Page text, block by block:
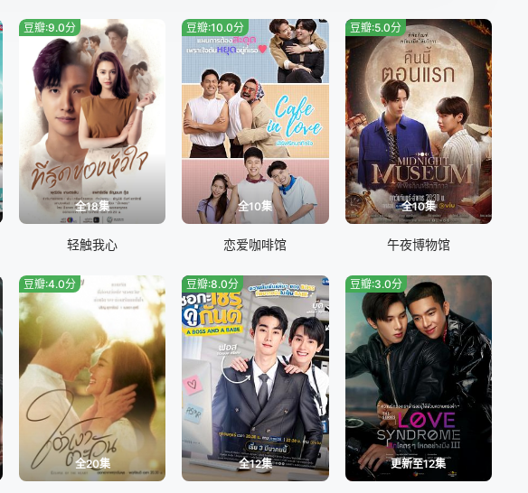
全18集
豆瓣:9.0分
轻触我心
全10集
豆瓣:10.0分
恋爱咖啡馆
全10集
豆瓣:5.0分
午夜博物馆
全20集
豆瓣:4.0分
全12集
豆瓣:8.0分
更新至12集
豆瓣:3.0分